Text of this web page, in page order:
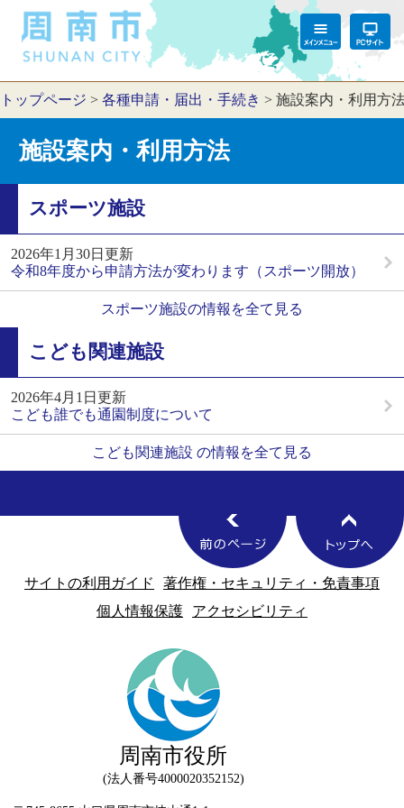
トップページ > 各種申請・届出・手続き > 施設案内・利用方
施設案内・利用方法
スポーツ施設
2026年1月30日更新
令和8年度から申請方法が変わります（スポーツ開放）
スポーツ施設の情報を全て見る
こども関連施設
2026年4月1日更新
こども誰でも通園制度について
こども関連施設 の情報を全て見る
サイトの利用ガイド
著作権・セキュリティ・免責事項
個人情報保護
アクセシビリティ
周南市役所
法人番号4000020352152